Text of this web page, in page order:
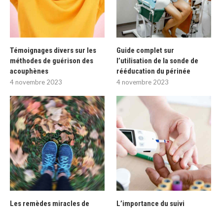
Témoignages divers sur les
méthodes de guérison des
acouphènes
4 novembre 2023
Guide complet sur
l’utilisation de la sonde de
rééducation du périnée
4 novembre 2023
Les remèdes miracles de
L’importance du suivi